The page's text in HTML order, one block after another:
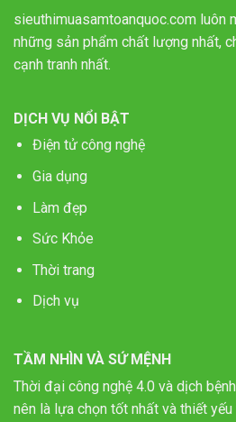
sieuthimuasamtoanquoc.com luôn
những sản phẩm chất lượng nhất,
cạnh tranh nhất.
DỊCH VỤ NỔI BẬT
Điện tử công nghệ
Gia dụng
Làm đẹp
Sức Khỏe
Thời trang
Dịch vụ
TẦM NHÌN VÀ SỨ MỆNH
Thời đại công nghệ 4.0 và dịch
nên là lựa chọn tốt nhất và thiết